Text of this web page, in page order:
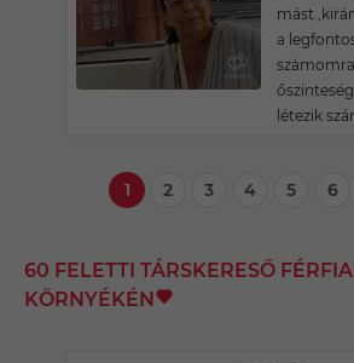
mást
a
létezik
1 2 3 4 5 6
60 FELETTI TÁRSKERESŐ
KÖRNYÉKÉN